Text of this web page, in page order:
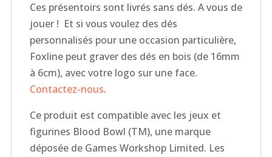
Ces présentoirs sont livrés sans dés. A vous de
jouer ! Et si vous voulez des dés
personnalisés pour une occasion particulière,
Foxline peut graver des dés en bois (de 16mm
à 6cm), avec votre logo sur une face.
Contactez-nous.
Ce produit est compatible avec les jeux et
figurines Blood Bowl (TM), une marque
déposée de Games Workshop Limited. Les